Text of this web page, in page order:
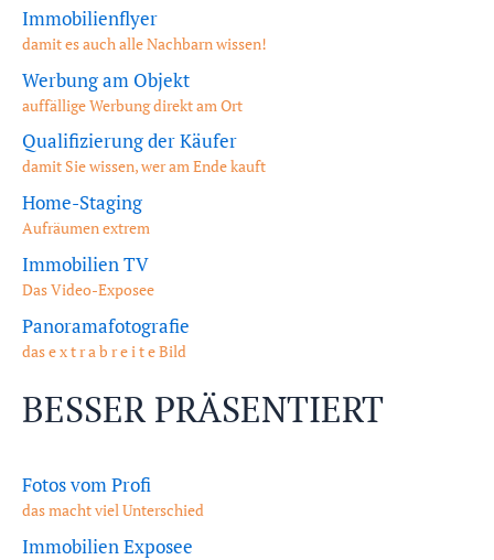
Immobilienflyer
damit es auch alle Nachbarn wissen!
Werbung am Objekt
auffällige Werbung direkt am Ort
Qualifizierung der Käufer
damit Sie wissen, wer am Ende kauft
Home-Staging
Aufräumen extrem
Immobilien TV
Das Video-Exposee
Panoramafotografie
das e x t r a b r e i t e Bild
BESSER PRÄSENTIERT
Fotos vom Profi
das macht viel Unterschied
Immobilien Exposee